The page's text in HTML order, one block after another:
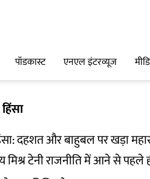
पॉडकास्ट एनएल इंटरव्यूज
दहशत और बाहुबल पर खड़ा
मिश्र टेनी राजनीति में आने से